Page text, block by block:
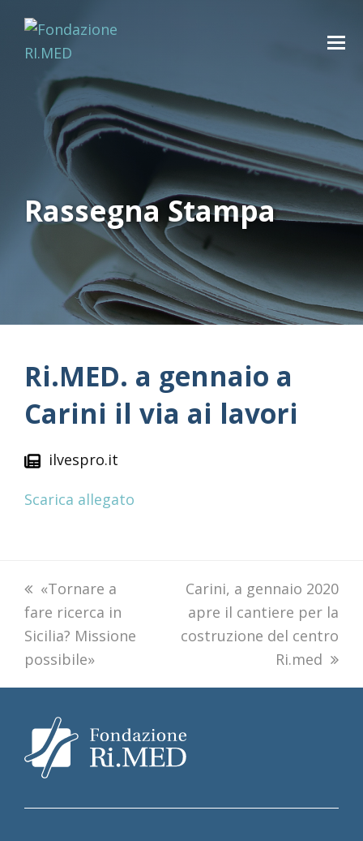
Rassegna Stampa
Ri.MED. a gennaio a
Carini il via ai lavori
ilvespro.it
Scarica allegato
previous
post:
«Tornare a
fare ricerca in
Sicilia? Missione
possibile»
next
post:
Carini, a gennaio 2020
apre il cantiere per la
costruzione del centro
Ri.med